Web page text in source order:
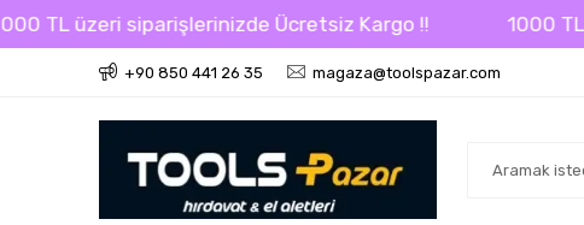
TL üzeri siparişlerinizde Ücretsiz Kargo !! 1000 TL
+90 850 441 26 35 magaza@toolspazar.com